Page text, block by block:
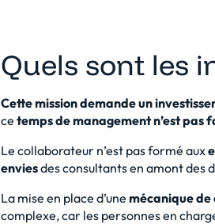
Quels sont les
Cette mission demande un
ce temps de management n’est pas
Le collaborateur n’est pas formé aux
enviesdes consultants en amont des
La mise en place d’une mécanique
complexe, car les personnes en